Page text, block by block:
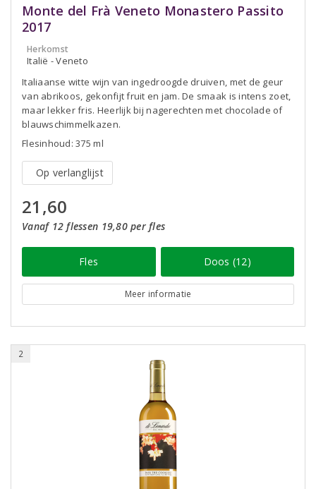
Monte del Frà Veneto Monastero Passito
2017
Herkomst
Italië - Veneto
Italiaanse witte wijn van ingedroogde druiven, met de geur
van abrikoos, gekonfijt fruit en jam. De smaak is intens zoet,
maar lekker fris. Heerlijk bij nagerechten met chocolade of
blauwschimmelkazen.
Flesinhoud: 375 ml
Op verlanglijst
21,60
Vanaf 12 flessen 19,80 per fles
Fles Doos (12)
Meer informatie
2